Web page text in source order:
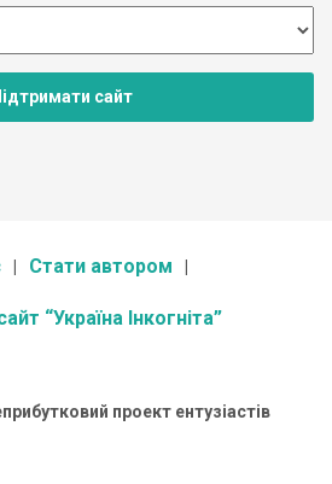
сайт
Стати автором
“Україна Інкогніта”
проект ентузіастів